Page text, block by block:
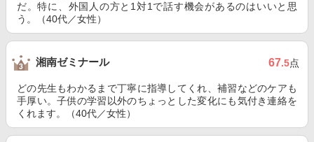
だ。特に、外国人の方と1対1で話す機会があるのはいいと思
う。（40代／女性）
湘南ゼミナール 67.5点
どの先生もわかるまで丁寧に指導してくれ、補習などのケアも
手厚い。子供の学習以外のちょっとした変化にも気付き連絡を
くれます。（40代／女性）